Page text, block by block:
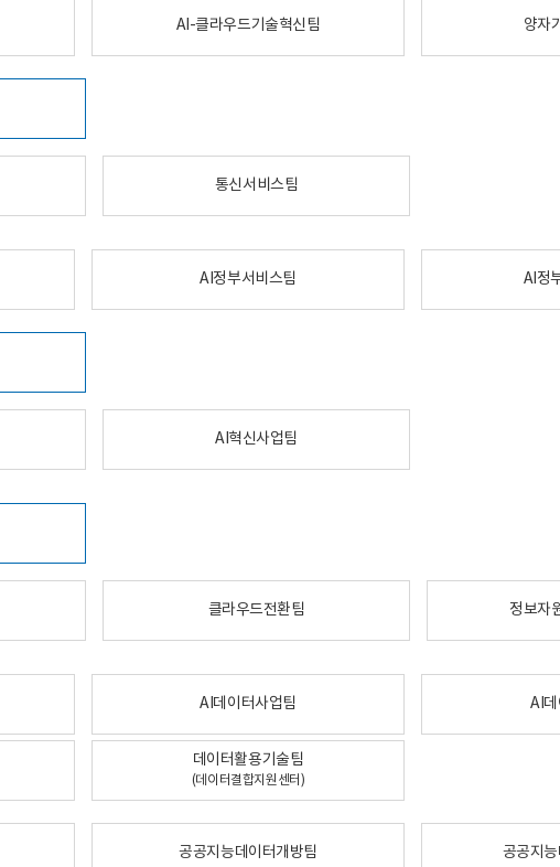
AI-클라우드기술혁신팀 양자
통신서비스팀
AI정부서비스팀 AI정
AI혁신사업팀
클라우드전환팀 정보자
AI데이터사업팀 AI
데이터활용기술팀
(데이터결합지원센터)
공공지능데이터개방팀 공공지